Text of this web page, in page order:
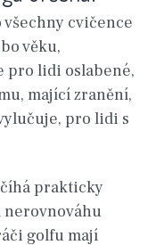
cvičence
věku,
pro lidi oslabené,
mající zranění,
pro lidi s
prakticky
nerovnováhu
golfu mají